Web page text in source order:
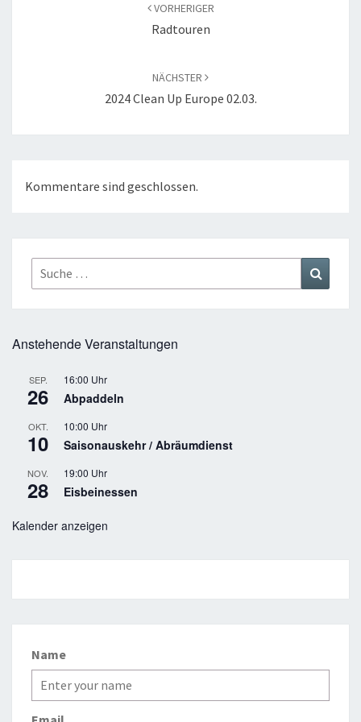
VORHERIGER
Radtouren
NÄCHSTER
2024 Clean Up Europe 02.03.
Kommentare sind geschlossen.
Suche
nach:
Anstehende Veranstaltungen
SEP.
26
16:00 Uhr
Abpaddeln
OKT.
10
10:00 Uhr
Saisonauskehr / Abräumdienst
NOV.
28
19:00 Uhr
Eisbeinessen
Kalender anzeigen
Name